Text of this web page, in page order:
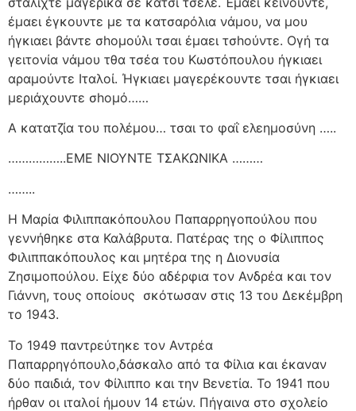
έμαει έγκουντε με τα κατσαρόλια νάμου, να μου
ήγκιαει βάντε σhομούλι τσαι έμαει τσhούντε. Ογή τα
γειτονία νάμου τθα τσέα του Κωστόπουλου ήγκιαει
αραμούντε Ιταλοί. Ήγκιαει μαγερέκουντε τσαι ήγκιαει
μεριάχουντε σhομό……
Α κατατζία του πολέμου… τσαι το φαΐ ελεημοσύνη …..
……………..ΕΜΕ ΝΙΟΥΝΤΕ ΤΣΑΚΩΝΙΚΑ ………
……..
Η Μαρία Φιλιππακόπουλου Παπαρρηγοπούλου που
γεννήθηκε στα Καλάβρυτα. Πατέρας της ο Φίλιππος
Φιλιππακόπουλος και μητέρα της η Διονυσία
Ζησιμοπούλου. Είχε δύο αδέρφια τον Ανδρέα και τον
Γιάννη, τους οποίους σκότωσαν στις 13 του Δεκέμβρη
το 1943.
Το 1949 παντρεύτηκε τον Αντρέα
Παπαρρηγόπουλο,δάσκαλο από τα Φίλια και έκαναν
δύο παιδιά, τον Φίλιππο και την Βενετία. Το 1941 που
ήρθαν οι ιταλοί ήμουν 14 ετών. Πήγαινα στο σχολείο